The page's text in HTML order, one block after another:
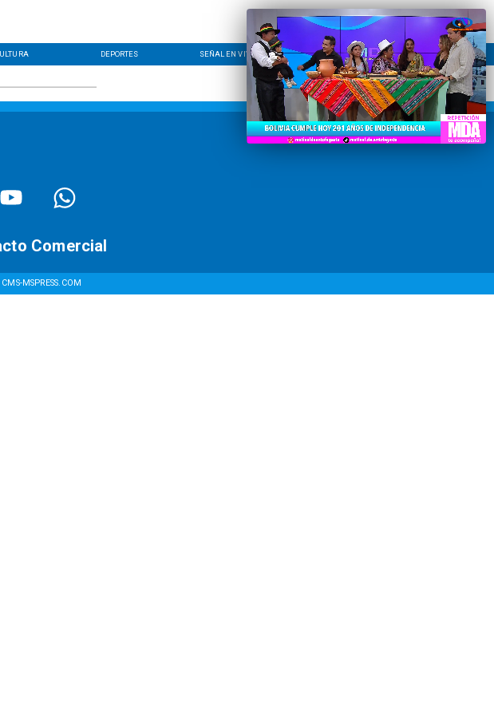
DEPORTES SEÑAL EN VIVO CONTACTO LÍNEA EDITORIAL
MSPRESS.COM
Comercial